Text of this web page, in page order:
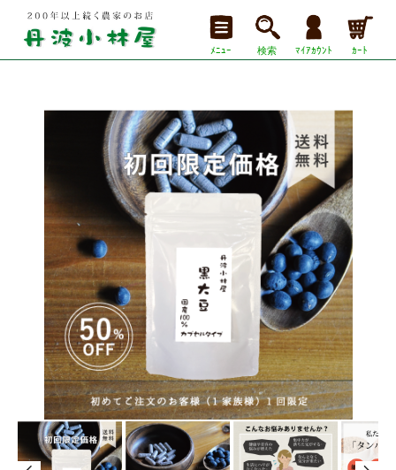
ﾒﾆｭｰ 検索 ﾏｲｱｶｳﾝﾄ ｶｰﾄ